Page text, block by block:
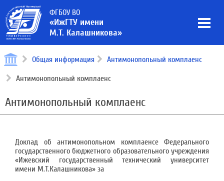
ФГБОУ ВО
«ИжГТУ имени
М.Т. Калашникова»
Общая информация Антимонопольный комплаенс
Антимонопольный комплаенс
Антимонопольный комплаенс
Доклад об антимонопольном комплаенсе Федерального
государственного бюджетного образовательного учреждения
«Ижевский государственный технический университет
имени М.Т.Калашникова» за